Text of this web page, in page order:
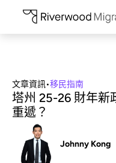
文章資訊•移民指南
塔州 25-26 財年新
重遞？
Johnny Kong